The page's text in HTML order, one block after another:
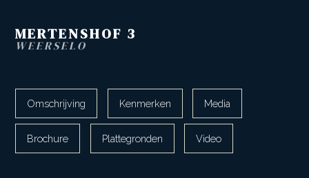
MERTENSHOF 3
WEERSELO
Omschrijving Kenmerken Media
Brochure Plattegronden Video